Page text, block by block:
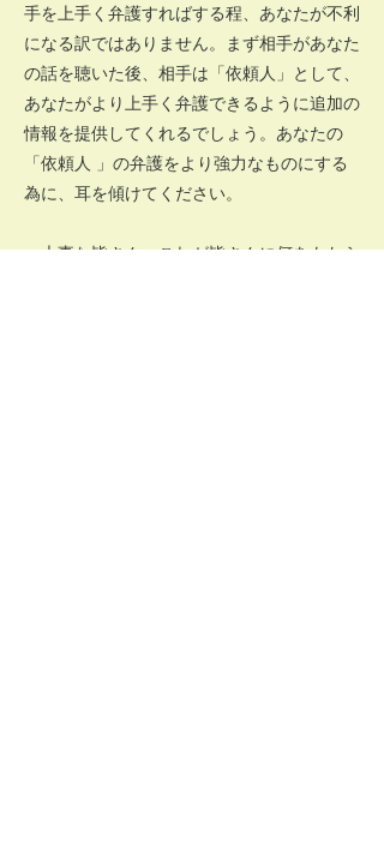
手を上手く弁護すればする程、あなたが不利
になる訳ではありません。まず相手があなた
の話を聴いた後、相手は「依頼人」として、
あなたがより上手く弁護できるように追加の
情報を提供してくれるでしょう。あなたの
「依頼人 」の弁護をより強力なものにする
為に、耳を傾けてください。
大事な皆さん、これが皆さんに何をもたら